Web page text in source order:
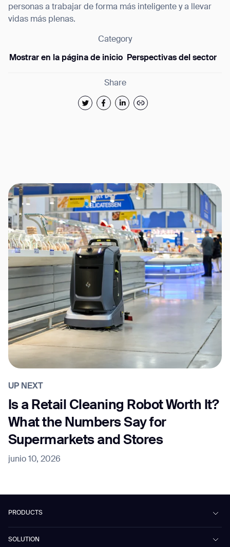
personas a trabajar de forma más inteligente y a llevar
vidas más plenas.
Category
Mostrar en la página de inicio Perspectivas del sector
Share
UP NEXT
Is a Retail Cleaning Robot Worth It?
What the Numbers Say for
Supermarkets and Stores
junio 10, 2026
PRODUCTS
SOLUTION